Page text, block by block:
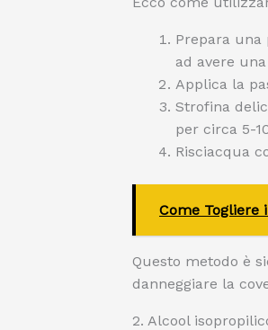
Prepara una
ad avere
Applica la
Strofina
per circa 5-
Risciacqua
Come Togliere
Questo metodo è
danneggiare la
2. Alcool